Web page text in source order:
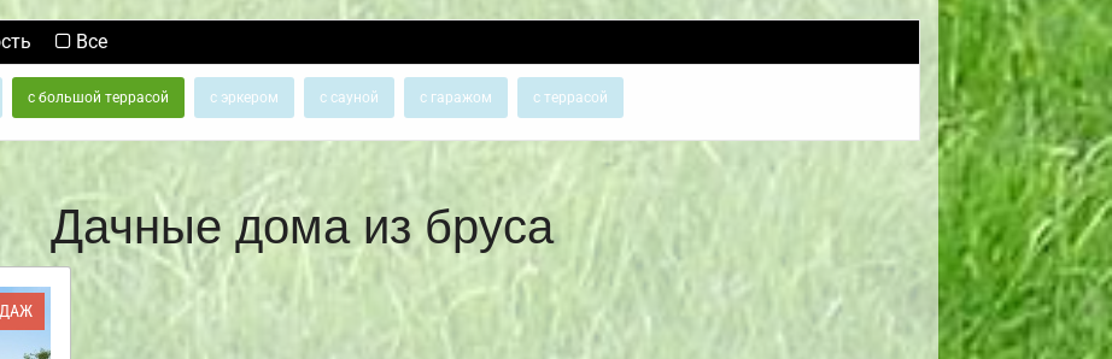
Все
с большой террасой с эркером с сауной с гаражом с террасой
Дачные дома из бруса